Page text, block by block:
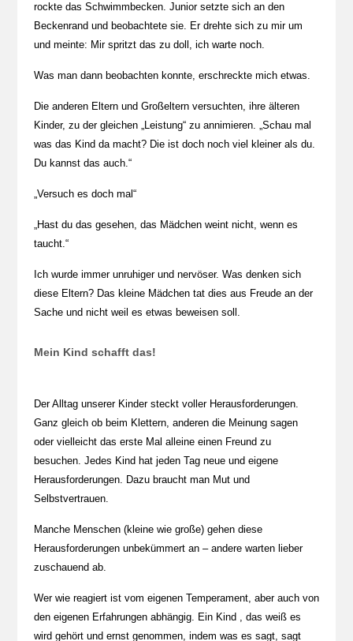
rockte das Schwimmbecken. Junior setzte sich an den
Beckenrand und beobachtete sie. Er drehte sich zu mir um
und meinte: Mir spritzt das zu doll, ich warte noch.
Was man dann beobachten konnte, erschreckte mich etwas.
Die anderen Eltern und Großeltern versuchten, ihre älteren
Kinder, zu der gleichen „Leistung“ zu annimieren. „Schau mal
was das Kind da macht? Die ist doch noch viel kleiner als du.
Du kannst das auch.“
„Versuch es doch mal“
„Hast du das gesehen, das Mädchen weint nicht, wenn es
taucht.“
Ich wurde immer unruhiger und nervöser. Was denken sich
diese Eltern? Das kleine Mädchen tat dies aus Freude an der
Sache und nicht weil es etwas beweisen soll.
Mein Kind schafft das!
Der Alltag unserer Kinder steckt voller Herausforderungen.
Ganz gleich ob beim Klettern, anderen die Meinung sagen
oder vielleicht das erste Mal alleine einen Freund zu
besuchen. Jedes Kind hat jeden Tag neue und eigene
Herausforderungen. Dazu braucht man Mut und
Selbstvertrauen.
Manche Menschen (kleine wie große) gehen diese
Herausforderungen unbekümmert an – andere warten lieber
zuschauend ab.
Wer wie reagiert ist vom eigenen Temperament, aber auch von
den eigenen Erfahrungen abhängig. Ein Kind , das weiß es
wird gehört und ernst genommen, indem was es sagt, sagt